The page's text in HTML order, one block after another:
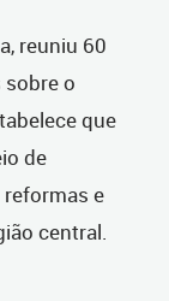
reuniu 60
o
que
de
e
central.